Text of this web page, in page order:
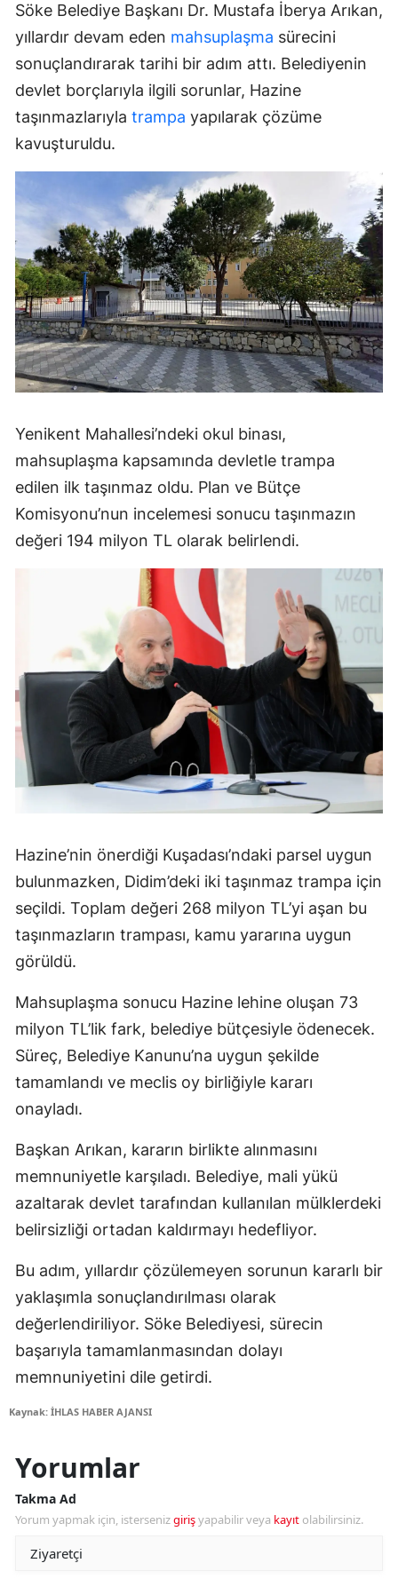
Söke Belediye Başkanı Dr. Mustafa İberya Arıkan,
yıllardır devam eden mahsuplaşma sürecini
sonuçlandırarak tarihi bir adım attı. Belediyenin
devlet borçlarıyla ilgili sorunlar, Hazine
taşınmazlarıyla trampa yapılarak çözüme
kavuşturuldu.
Yenikent Mahallesi’ndeki okul binası,
mahsuplaşma kapsamında devletle trampa
edilen ilk taşınmaz oldu. Plan ve Bütçe
Komisyonu’nun incelemesi sonucu taşınmazın
değeri 194 milyon TL olarak belirlendi.
Hazine’nin önerdiği Kuşadası’ndaki parsel uygun
bulunmazken, Didim’deki iki taşınmaz trampa için
seçildi. Toplam değeri 268 milyon TL’yi aşan bu
taşınmazların trampası, kamu yararına uygun
görüldü.
Mahsuplaşma sonucu Hazine lehine oluşan 73
milyon TL’lik fark, belediye bütçesiyle ödenecek.
Süreç, Belediye Kanunu’na uygun şekilde
tamamlandı ve meclis oy birliğiyle kararı
onayladı.
Başkan Arıkan, kararın birlikte alınmasını
memnuniyetle karşıladı. Belediye, mali yükü
azaltarak devlet tarafından kullanılan mülklerdeki
belirsizliği ortadan kaldırmayı hedefliyor.
Bu adım, yıllardır çözülemeyen sorunun kararlı bir
yaklaşımla sonuçlandırılması olarak
değerlendiriliyor. Söke Belediyesi, sürecin
başarıyla tamamlanmasından dolayı
memnuniyetini dile getirdi.
Kaynak: İHLAS HABER AJANSI
Yorumlar
Takma Ad
Yorum yapmak için, istersenizgirişyapabilir veya kayıt olabilirsiniz.